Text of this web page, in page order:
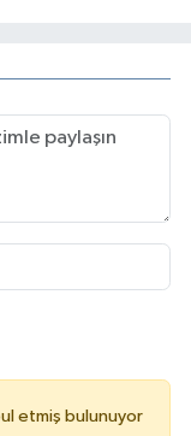
etmiş bulunuyor